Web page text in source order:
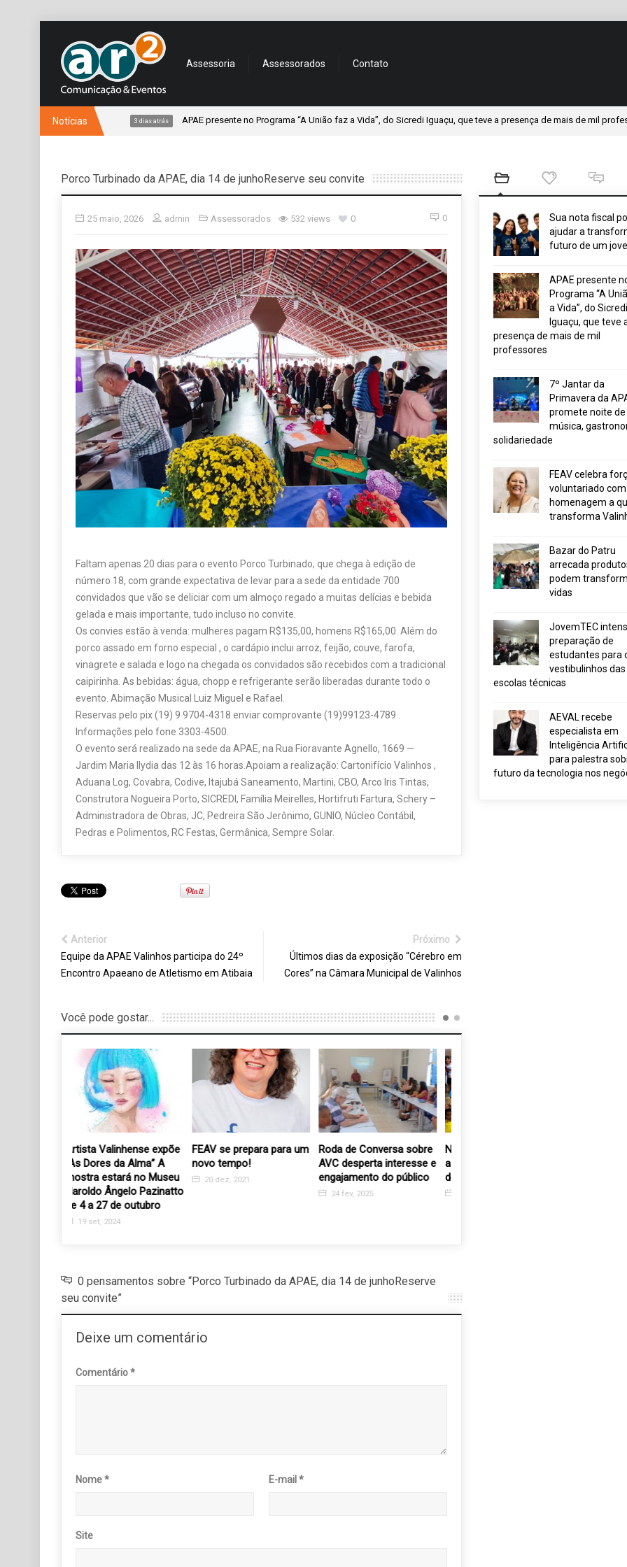
Assessoria Assessorados Contato
Notícias 3 dias atrás APAE presente no Programa “A União faz a Vida”, do Sicredi Iguaçu, que teve a presença de mais de mil professores
Porco Turbinado da APAE, dia 14 de junhoReserve seu convite
25 maio, 2026 admin Assessorados 532 views 0 0
Faltam apenas 20 dias para o evento Porco Turbinado, que chega à edição de
número 18, com grande expectativa de levar para a sede da entidade 700
convidados que vão se deliciar com um almoço regado a muitas delícias e bebida
gelada e mais importante, tudo incluso no convite.
Os convies estão à venda: mulheres pagam R$135,00, homens R$165,00. Além do
porco assado em forno especial , o cardápio inclui arroz, feijão, couve, farofa,
vinagrete e salada e logo na chegada os convidados são recebidos com a tradicional
caipirinha. As bebidas: água, chopp e refrigerante serão liberadas durante todo o
evento. Abimação Musical Luiz Miguel e Rafael.
Reservas pelo pix (19) 9 9704-4318 enviar comprovante (19)99123-4789 .
Informações pelo fone 3303-4500.
O evento será realizado na sede da APAE, na Rua Fioravante Agnello, 1669 —
Jardim Maria Ilydia das 12 às 16 horas.Apoiam a realização: Cartonifício Valinhos ,
Aduana Log, Covabra, Codive, Itajubá Saneamento, Martini, CBO, Arco Iris Tintas,
Construtora Nogueira Porto, SICREDI, Família Meirelles, Hortifruti Fartura, Schery –
Administradora de Obras, JC, Pedreira São Jerônimo, GUNIO, Núcleo Contábil,
Pedras e Polimentos, RC Festas, Germânica, Sempre Solar.
Anterior
Equipe da APAE Valinhos participa do 24º
Encontro Apaeano de Atletismo em Atibaia
Próximo
Últimos dias da exposição “Cérebro em
Cores” na Câmara Municipal de Valinhos
Você pode gostar...
Artista Valinhense expõe
“As Dores da Alma” A
mostra estará no Museu
Haroldo Ângelo Pazinatto
de 4 a 27 de outubro
19 set, 2024
FEAV se prepara para um
novo tempo!
20 dez, 2021
Roda de Conversa sobre
AVC desperta interesse e
engajamento do público
24 fev, 2025
0 pensamentos sobre “Porco Turbinado da APAE, dia 14 de junhoReserve
seu convite”
Deixe um comentário
Comentário*
Nome* E-mail*
Site
Sua nota fiscal
ajudar a
futuro de um
APAE presente
Programa “A
a Vida”, do Sicredi
Iguaçu, que teve
presença de mais de mil
professores
7º Jantar da
Primavera da
promete noite de
música,
solidariedade
FEAV celebra
voluntariado com
homenagem a
transforma
Bazar do Patru
arrecada
podem
vidas
JovemTEC
preparação de
estudantes para
vestibulinhos das
escolas técnicas
AEVAL recebe
especialista em
Inteligência
para palestra
futuro da tecnologia nos